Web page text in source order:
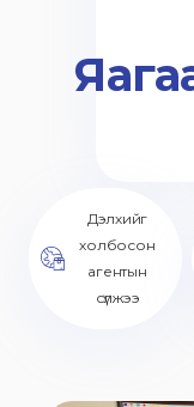
Дэлхийг
холбосон
агентын
сүлжээ